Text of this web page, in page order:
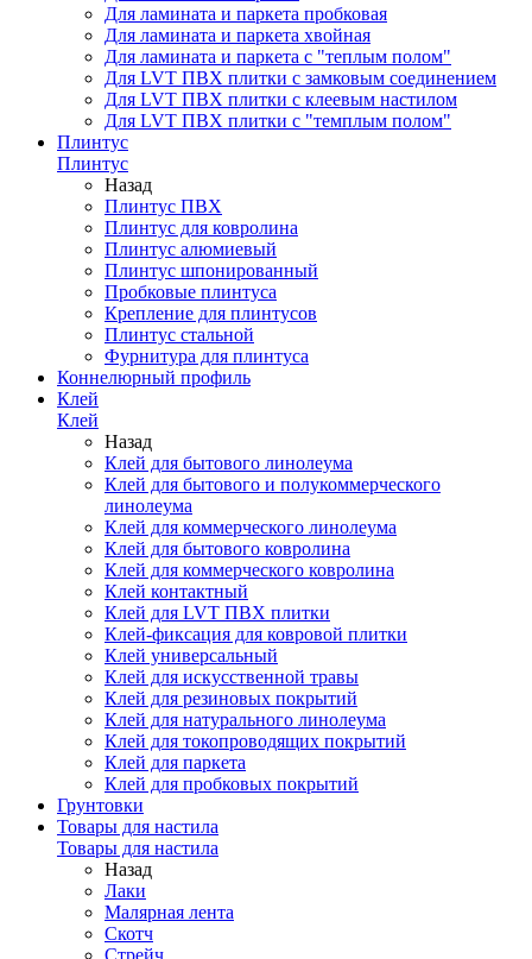
Для ламината и паркета пробковая
Для ламината и паркета хвойная
Для ламината и паркета с "теплым полом"
Для LVT ПВХ плитки с замковым соединением
Для LVT ПВХ плитки с клеевым настилом
Для LVT ПВХ плитки с "темплым полом"
Плинтус
Плинтус
Назад
Плинтус ПВХ
Плинтус для ковролина
Плинтус алюмиевый
Плинтус шпонированный
Пробковые плинтуса
Крепление для плинтусов
Плинтус стальной
Фурнитура для плинтуса
Коннелюрный профиль
Клей
Клей
Назад
Клей для бытового линолеума
Клей для бытового и полукоммерческого
линолеума
Клей для коммерческого линолеума
Клей для бытового ковролина
Клей для коммерческого ковролина
Клей контактный
Клей для LVT ПВХ плитки
Клей-фиксация для ковровой плитки
Клей универсальный
Клей для искусственной травы
Клей для резиновых покрытий
Клей для натурального линолеума
Клей для токопроводящих покрытий
Клей для паркета
Клей для пробковых покрытий
Грунтовки
Товары для настила
Товары для настила
Назад
Лаки
Малярная лента
Скотч
Стрейч